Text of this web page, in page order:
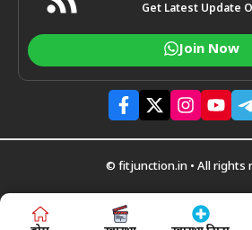
Get Latest Update
Join Now
© fitjunction.in • All rights